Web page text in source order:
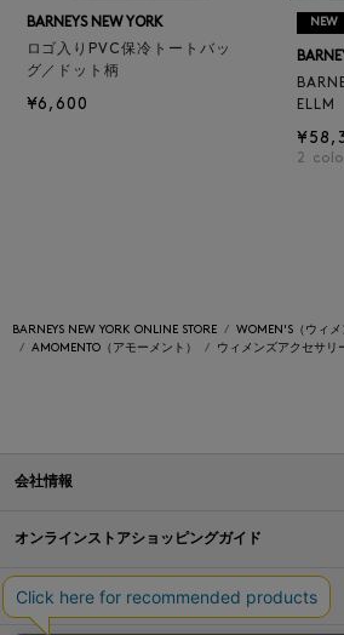
BARNEYS NEW YORK
ロゴ入りPVC保冷トートバッ
グ／ドット柄
¥6,600
NEW
ELLM
2
BARNEYS NEW YORK ONLINE STORE
WOMEN'S（ウィメ
AMOMENTO（アモーメント）
ウィメンズアクセサリ
会社情報
オンラインストアショッピングガイド
店舗情報